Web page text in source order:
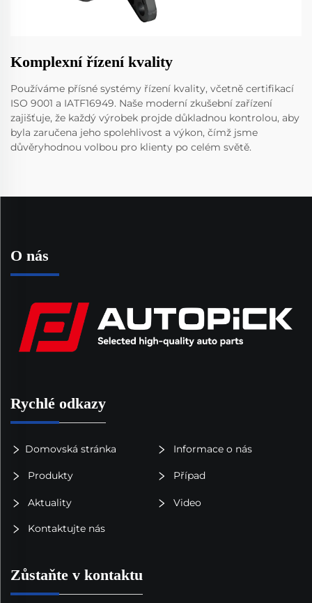
Komplexní řízení kvality
Používáme přísné systémy řízení kvality, včetně certifikací
ISO 9001 a IATF16949. Naše moderní zkušební zařízení
zajišťuje, že každý výrobek projde důkladnou kontrolou, aby
byla zaručena jeho spolehlivost a výkon, čímž jsme
důvěryhodnou volbou pro klienty po celém světě.
O nás
Rychlé odkazy
Domovská stránka Informace o nás
Produkty Případ
Aktuality Video
Kontaktujte nás
Zůstaňte v kontaktu